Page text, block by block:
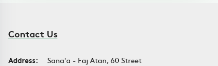
Contact Us
Address:
Sana'a - Faj Atan, 60 Street